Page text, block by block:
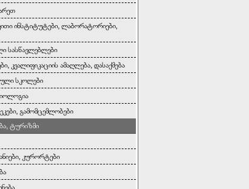
ინსტიტუტები, ლაბორატორიები,
სასწავლებლები
კვალიფიკაციის ამაღლება, დასაქმება
სკოლები
გამომცემლობები
ტურიზმი
კურორტები